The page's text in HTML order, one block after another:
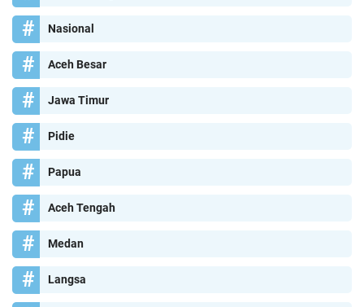
Nasional
Aceh Besar
Jawa Timur
Pidie
Papua
Aceh Tengah
Medan
Langsa